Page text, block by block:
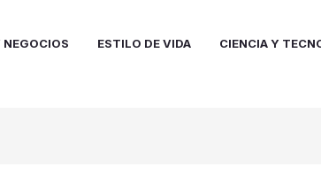
NEGOCIOS ESTILO DE VIDA CIENCIA Y